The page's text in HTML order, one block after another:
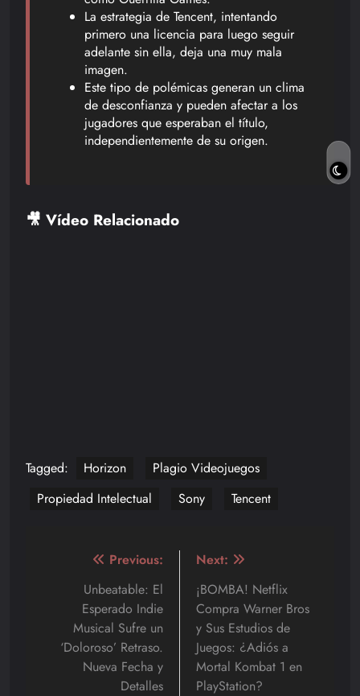
La estrategia de Tencent, intentando
primero una licencia para luego seguir
adelante sin ella, deja una muy mala
imagen.
Este tipo de polémicas generan un clima
de desconfianza y pueden afectar a los
jugadores que esperaban el título,
independientemente de su origen.
🎥 Vídeo Relacionado
Tagged: Horizon
Plagio Videojuegos
Propiedad Intelectual
Sony Tencent
Navegación
entradas
Previous:
Unbeatable: El
Esperado Indie
Musical Sufre un
‘Doloroso’ Retraso.
Nueva Fecha y
Detalles
Next:
¡BOMBA! Netflix
Compra Warner Bros
y Sus Estudios de
Juegos: ¿Adiós a
Mortal Kombat 1 en
PlayStation?